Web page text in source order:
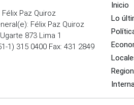
Paz Quiroz
Félix Paz Quiroz
873 Lima 1
1) 315 0400 Fax: 431 2849
Inicio
Lo